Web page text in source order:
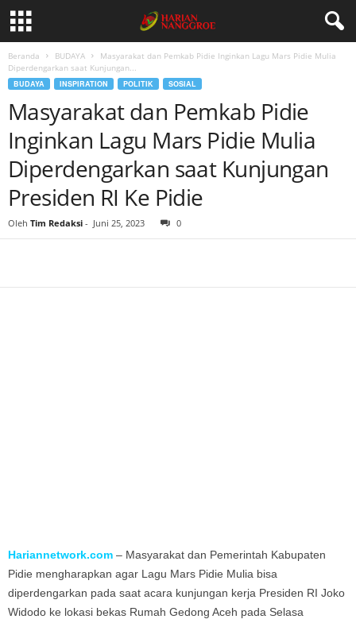
Beranda BUDAYA
Masyarakat dan Pemkab Pidie Inginkan Lagu Mars Pidie Mulia
Diperdengarkan saat Kunjungan...
BUDAYA INSPIRATION POLITIK SOSIAL
Masyarakat dan Pemkab Pidie
Inginkan Lagu Mars Pidie Mulia
Diperdengarkan saat Kunjungan
Presiden RI Ke Pidie
Oleh Tim Redaksi - Juni 25, 2023 0
Hariannetwork.com – Masyarakat dan Pemerintah Kabupaten
Pidie mengharapkan agar Lagu Mars Pidie Mulia bisa
diperdengarkan pada saat acara kunjungan kerja Presiden RI Joko
Widodo ke lokasi bekas Rumah Gedong Aceh pada Selasa